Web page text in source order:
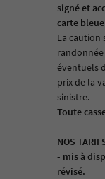
signé et
carte
La caution
randonnée
éventuels
prix de la
sinistre.
Toute
NOS
- mis à
révisé.